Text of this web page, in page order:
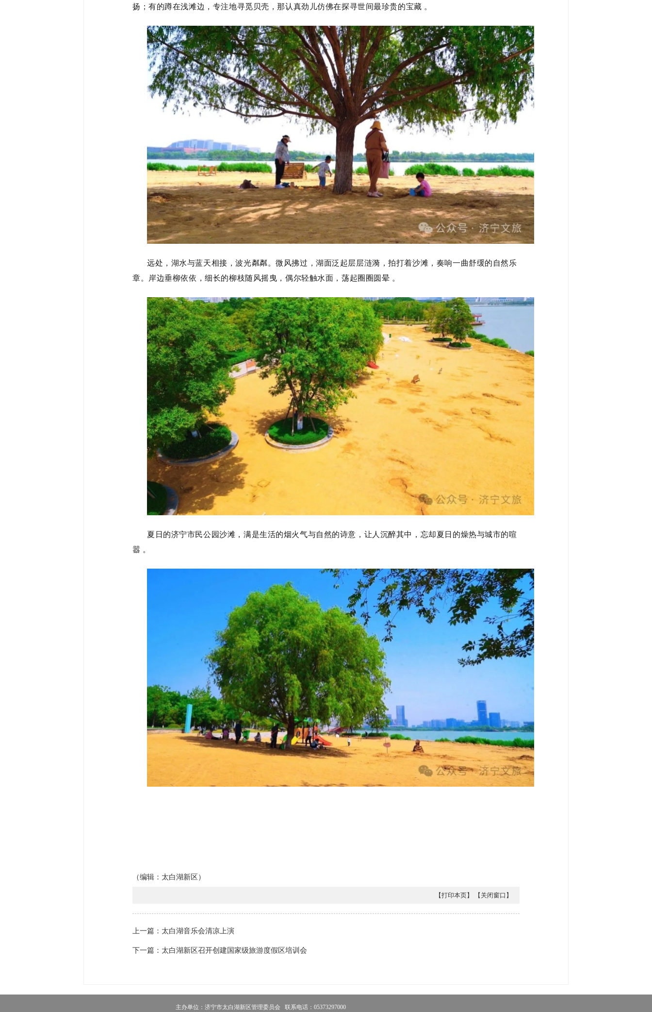
扬；有的蹲在浅滩边，专注地寻觅贝壳，那认真劲儿仿佛在探寻世间最珍贵的宝藏 。
远处，湖水与蓝天相接，波光粼粼。微风拂过，湖面泛起层层涟漪，拍打着沙滩，奏响一曲舒缓的自然乐
章。岸边垂柳依依，细长的柳枝随风摇曳，偶尔轻触水面，荡起圈圈圆晕 。
夏日的济宁市民公园沙滩，满是生活的烟火气与自然的诗意，让人沉醉其中，忘却夏日的燥热与城市的喧
嚣 。
（编辑： 太白湖新区）
【打印本页】 【关闭窗口】
上一篇：太白湖音乐会清凉上演
下一篇：太白湖新区召开创建国家级旅游度假区培训会
主办单位：济宁市太白湖新区管理委员会 联系电话：05373297000